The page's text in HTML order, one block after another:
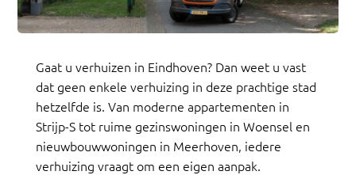
Gaat u verhuizen in Eindhoven? Dan weet u vast
dat geen enkele verhuizing in deze prachtige stad
hetzelfde is. Van moderne appartementen in
Strijp-S tot ruime gezinswoningen in Woensel en
nieuwbouwwoningen in Meerhoven, iedere
verhuizing vraagt om een eigen aanpak.